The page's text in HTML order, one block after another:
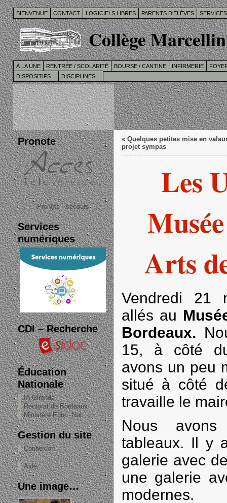
BIENVENUE CONTACT LOGICIELS LIBRES PARENTS D’ÉLÈVES
Collège
À LA UNE RENTRÉE / SCOLARITÉ BOURSE / CANTINE INFIRMERIE
DISPOSITIFS
DISCIPLINES
Pronote
Pronote - secours
Services
numériques
CDI – Recherche
Éducation
Nationale
IA Gironde
Rectorat de Bordeaux
Ministère Éduc. Nat.
Gestion du site
Connexion
Aide
Une image…
« Quelques petites mise en
projet sympas
Les
Arts
Vendredi 21
allés au
Bordeaux.
15, à côté
avons un peu
situé à côté
travaille le
Nous
tableaux. Il y
galerie avec
une galerie
modernes.